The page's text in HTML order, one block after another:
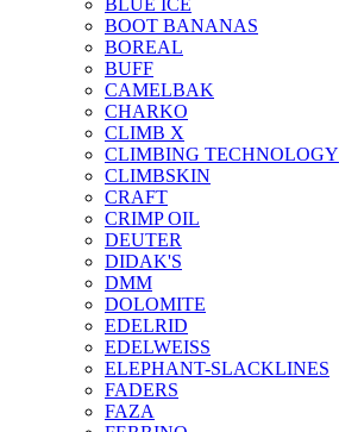
BLUE ICE
BOOT BANANAS
BOREAL
BUFF
CAMELBAK
CHARKO
CLIMB X
CLIMBING TECHNOLOGY
CLIMBSKIN
CRAFT
CRIMP OIL
DEUTER
DIDAK'S
DMM
DOLOMITE
EDELRID
EDELWEISS
ELEPHANT-SLACKLINES
FADERS
FAZA